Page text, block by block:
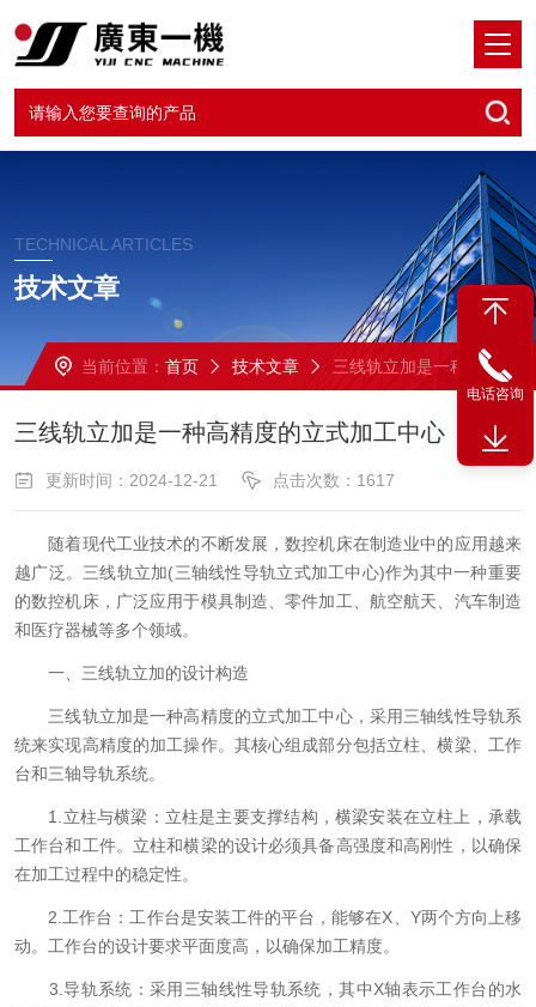
TECHNICAL ARTICLES
技术文章
当前位置： 首页 技术文章 三线轨立加是一种高精度的立式加工中心
三线轨立加是一种高精度的立式加工中心
更新时间：2024-12-21 点击次数：1617
随着现代工业技术的不断发展，数控机床在制造业中的应用越来
越广泛。三线轨立加(三轴线性导轨立式加工中心)作为其中一种重要
的数控机床，广泛应用于模具制造、零件加工、航空航天、汽车制造
和医疗器械等多个领域。
一、三线轨立加的设计构造
三线轨立加是一种高精度的立式加工中心，采用三轴线性导轨系
统来实现高精度的加工操作。其核心组成部分包括立柱、横梁、工作
台和三轴导轨系统。
1.立柱与横梁：立柱是主要支撑结构，横梁安装在立柱上，承载
工作台和工件。立柱和横梁的设计必须具备高强度和高刚性，以确保
在加工过程中的稳定性。
2.工作台：工作台是安装工件的平台，能够在X、Y两个方向上移
动。工作台的设计要求平面度高，以确保加工精度。
3.导轨系统：采用三轴线性导轨系统，其中X轴表示工作台的水
电话咨询